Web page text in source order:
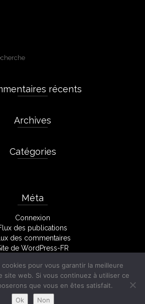
récents
Archives
Catégories
Méta
Connexion
des publications
des commentaires
de WordPress-FR
pour vous garantir la meilleure
site web. Si vous continuez à utiliser ce
que vous en êtes satisfait.
Ok
Non